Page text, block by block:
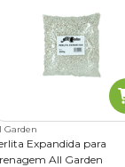
Garden
Expandida para
All Garden